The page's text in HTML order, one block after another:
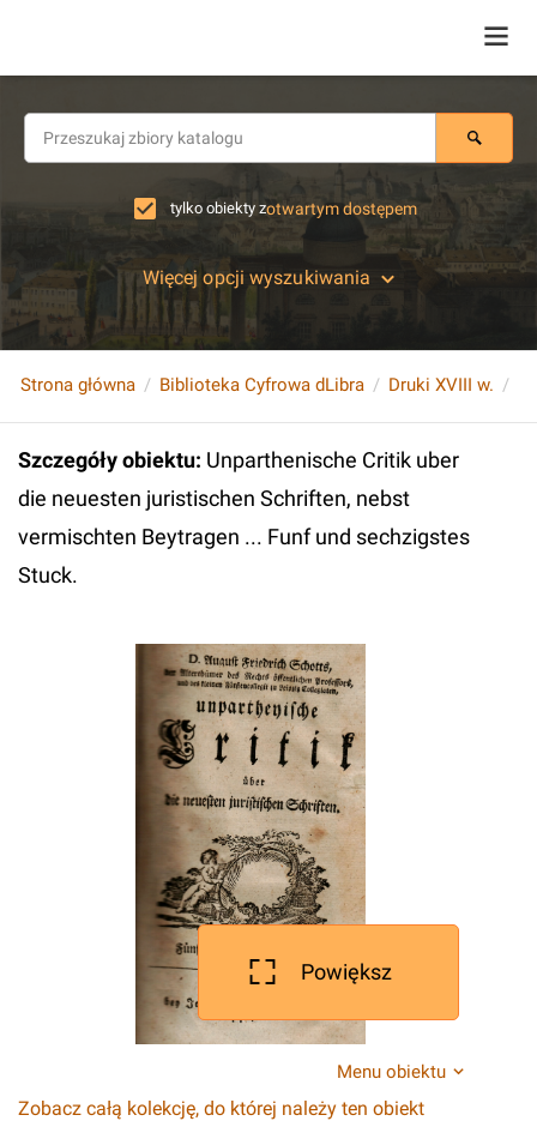
tylko obiekty zotwartym dostępem
Więcej opcji wyszukiwania
Strona główna Biblioteka Cyfrowa dLibra Druki XVIII w.
Szczegóły obiektu: Unparthenische Critik uber
die neuesten juristischen Schriften, nebst
vermischten Beytragen ... Funf und sechzigstes
Stuck.
Powiększ
Menu obiektu
Zobacz całą kolekcję, do której należy ten obiekt